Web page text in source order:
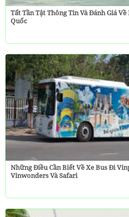
Tất Tần Tật Thông Tin Và Đánh Giá
Những Điều Cần Biết Về Xe Bus Đi